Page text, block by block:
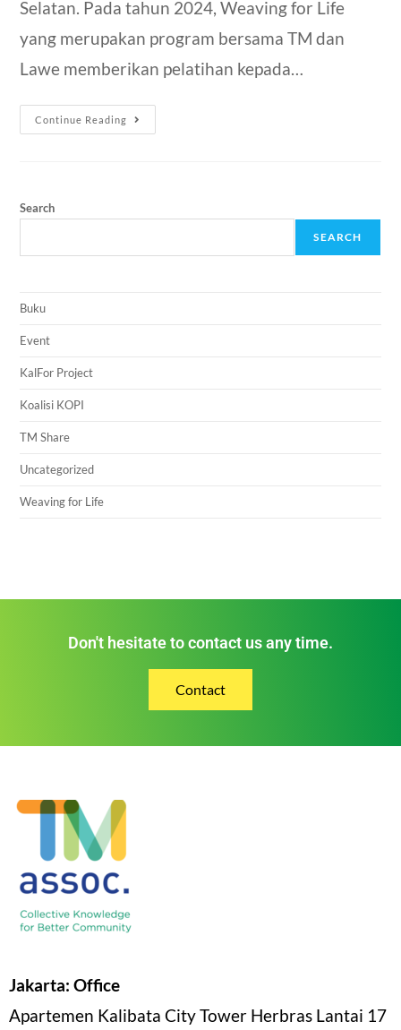
Selatan. Pada tahun 2024, Weaving for Life
yang merupakan program bersama TM dan
Lawe memberikan pelatihan kepada…
Continue Reading
Search
SEARCH
Buku
Event
KalFor Project
Koalisi KOPI
TM Share
Uncategorized
Weaving for Life
Don't hesitate to contact us any time.
Contact
Jakarta: Office
Apartemen Kalibata City Tower Herbras Lantai 17